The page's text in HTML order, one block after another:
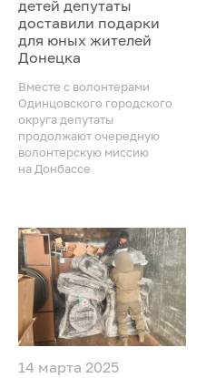
детей депутаты
доставили подарки
для юных жителей
Донецка
Вместе с волонтерами
Одинцовского городского
округа депутаты
продолжают очередную
волонтерскую миссию
на Донбассе
14 марта 2025